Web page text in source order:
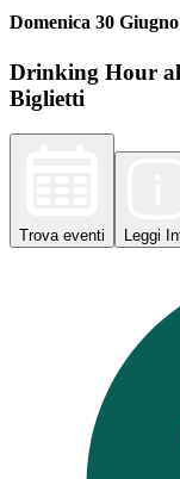
Domenica 30
Drinking Hour
Biglietti
Trova eventi Leggi